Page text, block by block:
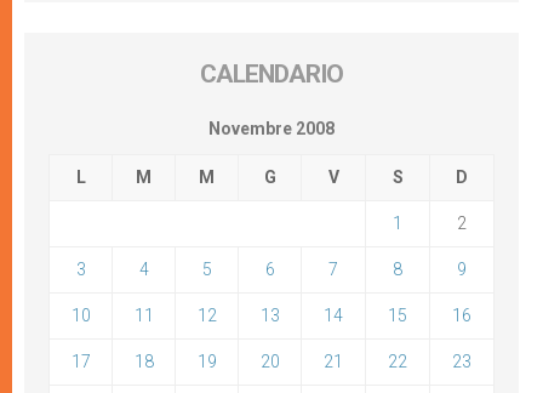
CALENDARIO
Novembre 2008
L M M G V S D
1 2
3 4 5 6 7 8 9
10 11 12 13 14 15 16
17 18 19 20 21 22 23